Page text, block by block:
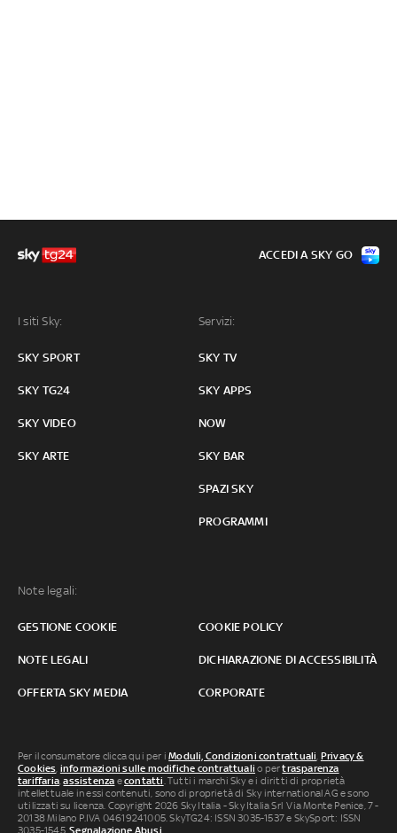
I siti Sky:
SKY SPORT
SKY TG24
SKY VIDEO
SKY ARTE
Servizi:
SKY TV
SKY APPS
NOW
SKY BAR
SPAZI SKY
PROGRAMMI
Note legali:
GESTIONE COOKIE COOKIE POLICY
NOTE LEGALI DICHIARAZIONE DI ACCESSIBILITÀ
OFFERTA SKY MEDIA CORPORATE
ACCEDI A SKY GO
Per il consumatore clicca qui per iModuli, Condizioni contrattuali, Privacy &
Cookies, informazioni sulle modifiche contrattuali o pertrasparenza
tariffaria,assistenza econtatti. Tutti i marchi Sky e i diritti di proprietà
intellettuale in essi contenuti, sono di proprietà di Sky international AG e sono
utilizzati su licenza. Copyright 2026 Sky Italia - Sky Italia Srl Via Monte Penice, 7 -
20138 Milano P.IVA 04619241005. SkyTG24: ISSN 3035-1537 e SkySport: ISSN